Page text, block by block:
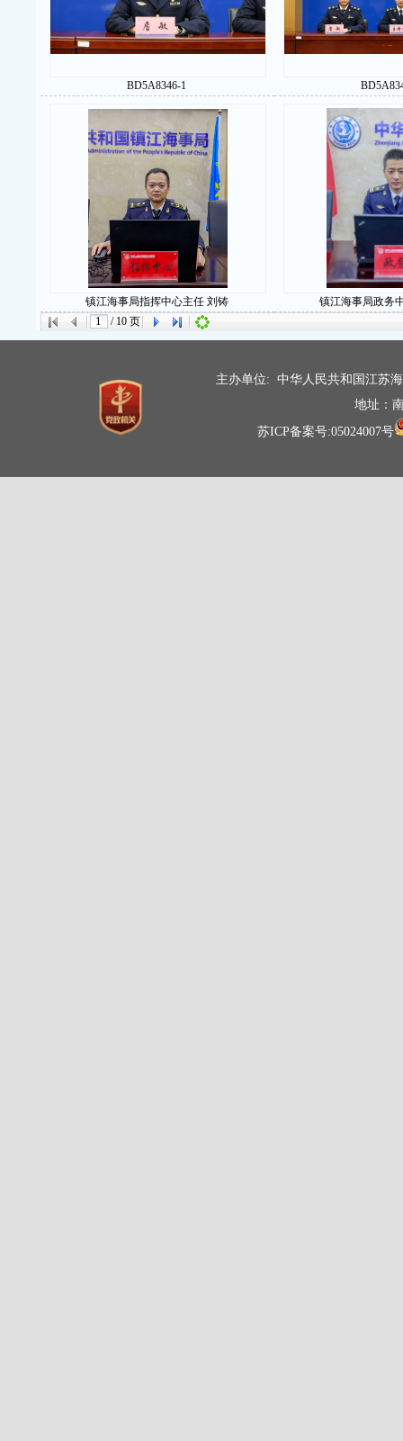
BD5A8346-1
镇江海事局指挥中心主任 刘铸
镇江海事局政务
/ 10 页
主办单位: 中华人民共和国江苏
地址：
苏ICP备案号:05024007号